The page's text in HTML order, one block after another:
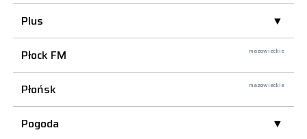
Plus
Płock FM
mazowieckie
Płońsk mazowieckie
Pogoda